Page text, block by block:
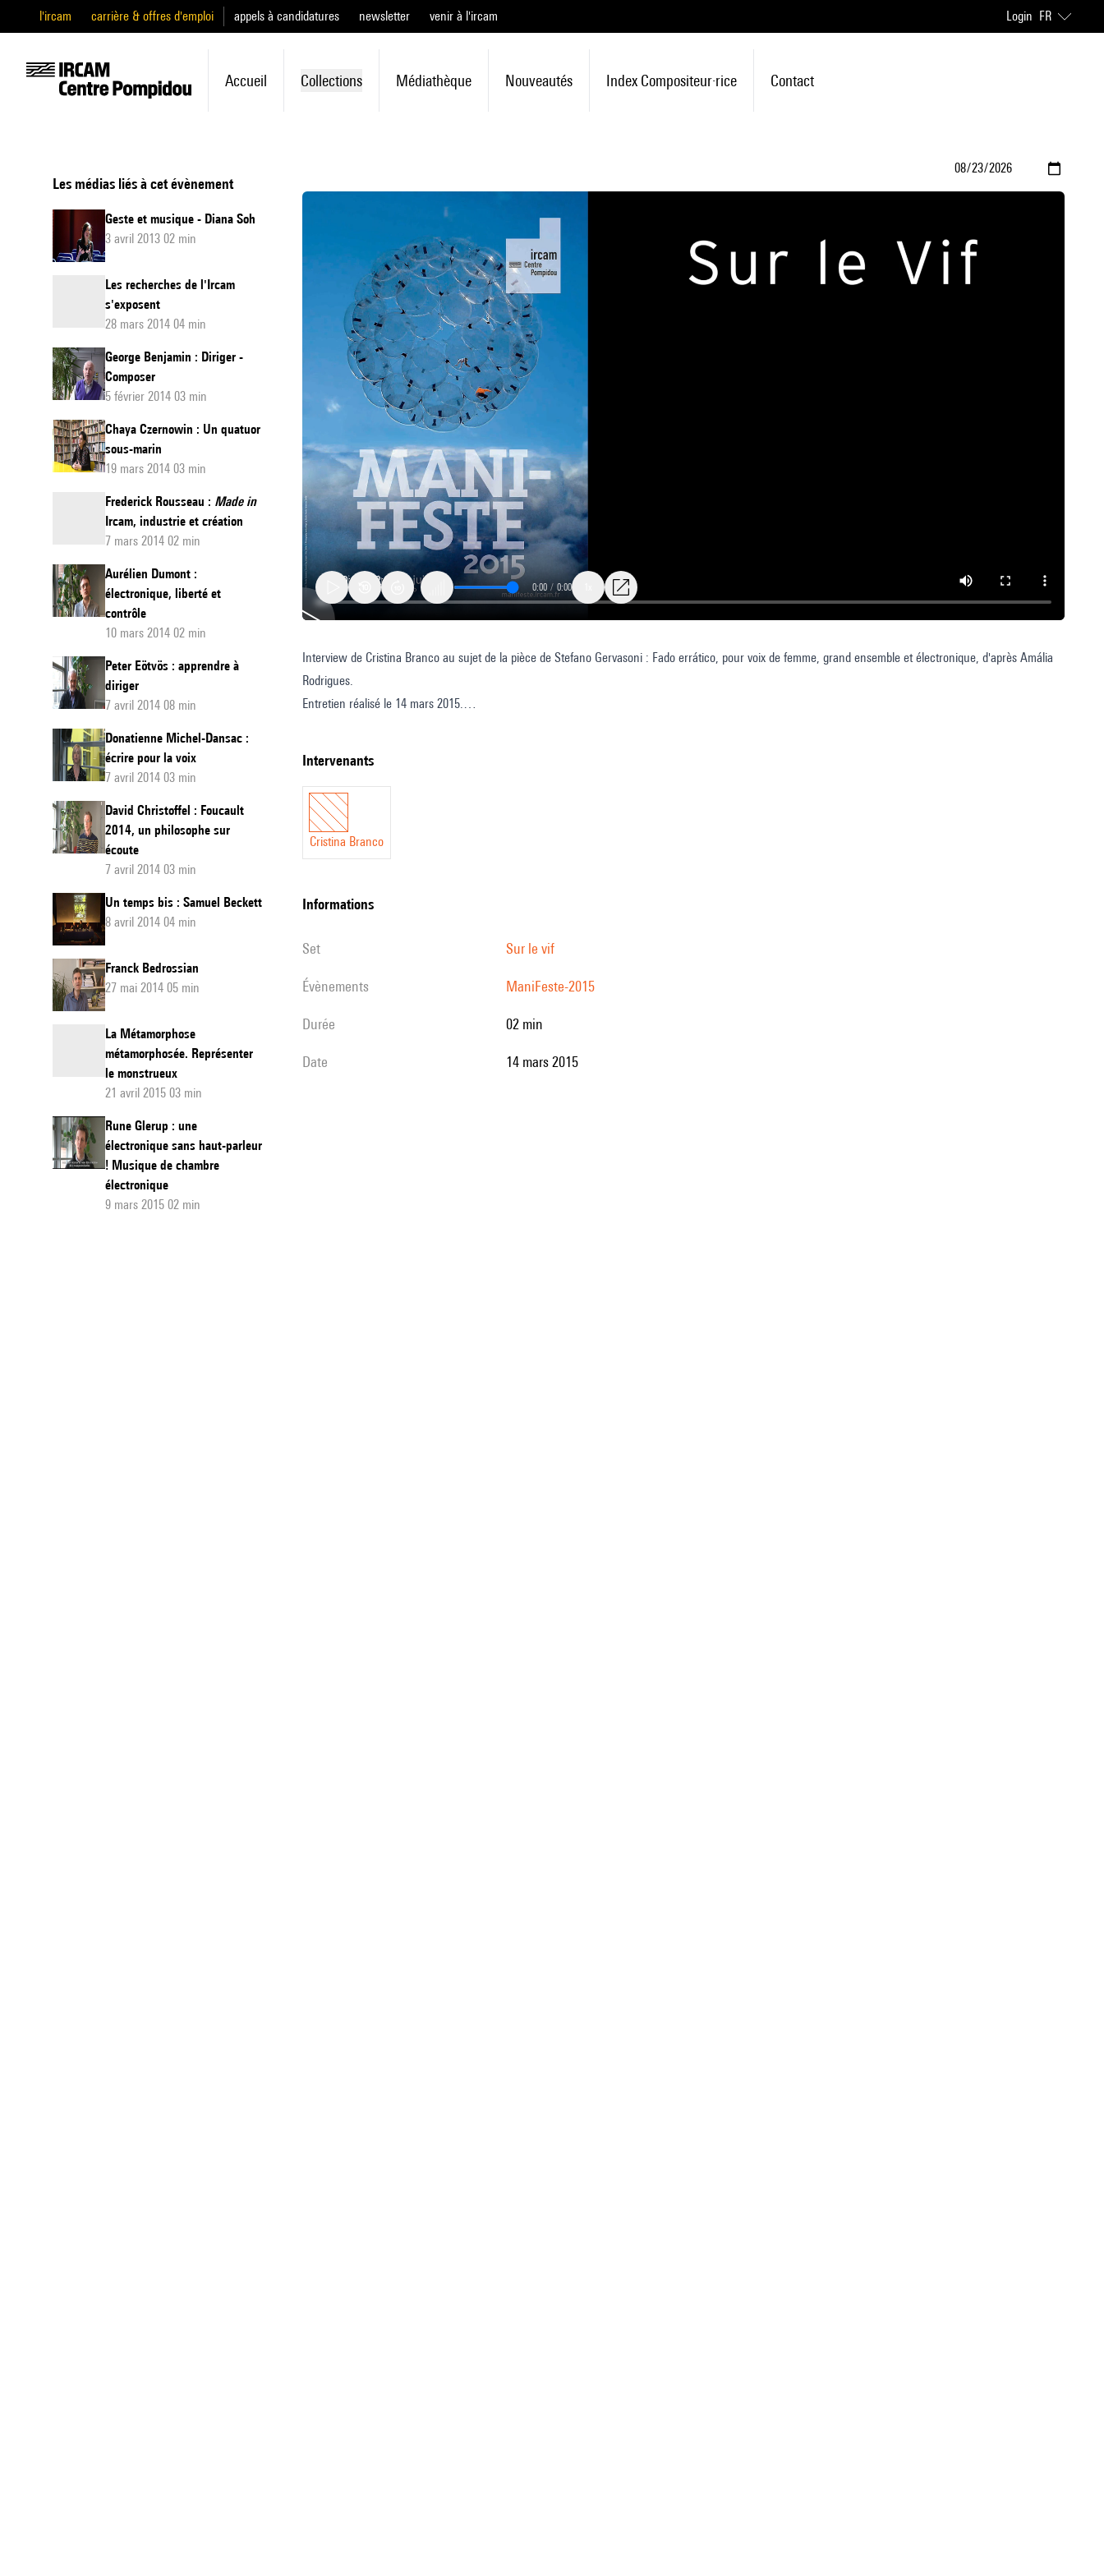
l'ircam carrière & offres d'emploi appels à candidatures newsletter venir à l'ircam Login FR
Accueil Collections Médiathèque Nouveautés Index Compositeur·rice Contact
Les médias liés à cet évènement
Geste et musique - Diana Soh
3 avril 2013 02 min
Les recherches de l'Ircam
s'exposent
28 mars 2014 04 min
George Benjamin : Diriger -
Composer
5 février 2014 03 min
Chaya Czernowin : Un quatuor
sous-marin
19 mars 2014 03 min
Frederick Rousseau : Made in
Ircam, industrie et création
7 mars 2014 02 min
Aurélien Dumont :
électronique, liberté et
contrôle
10 mars 2014 02 min
Peter Eötvös : apprendre à
diriger
7 avril 2014 08 min
Donatienne Michel-Dansac :
écrire pour la voix
7 avril 2014 03 min
David Christoffel : Foucault
2014, un philosophe sur
écoute
7 avril 2014 03 min
Un temps bis : Samuel Beckett
8 avril 2014 04 min
Franck Bedrossian
27 mai 2014 05 min
La Métamorphose
métamorphosée. Représenter
le monstrueux
21 avril 2015 03 min
Rune Glerup : une
électronique sans haut-parleur
! Musique de chambre
électronique
9 mars 2015 02 min
Fado
et
musique
un
signé
Stefano
Gervasoni.
traversée
0:00 / 0:00
Interview de Cristina Branco au sujet de la pièce de Stefano Gervasoni : Fado errático, pour voix de femme, grand ensemble et électronique, d'après Amália
Rodrigues.
Entretien réalisé le 14 mars 2015.
intervenants
Cristina Branco
informations
set Sur le vif
évènements ManiFeste-2015
durée 02 min
date 14 mars 2015